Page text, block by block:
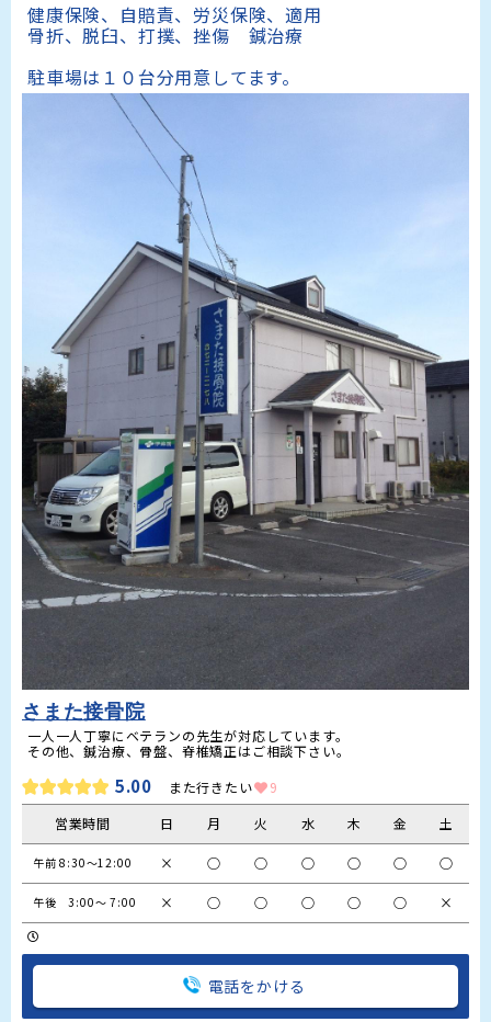
健康保険、自賠責、労災保険、適用
骨折、脱臼、打撲、挫傷　鍼治療
駐車場は１０台分用意してます。
さまた接骨院
一人一人丁寧にベテランの先生が対応しています。
その他、鍼治療、骨盤、脊椎矯正はご相談下さい。
5.00 また行きたい
9
営業時間
日 月 火 水 木 金 土
午前 8:30〜12:00 × ○ ○ ○ ○ ○ ○
午後　3:00〜 7:00 × ○ ○ ○ ○ ○ ×
電話をかける